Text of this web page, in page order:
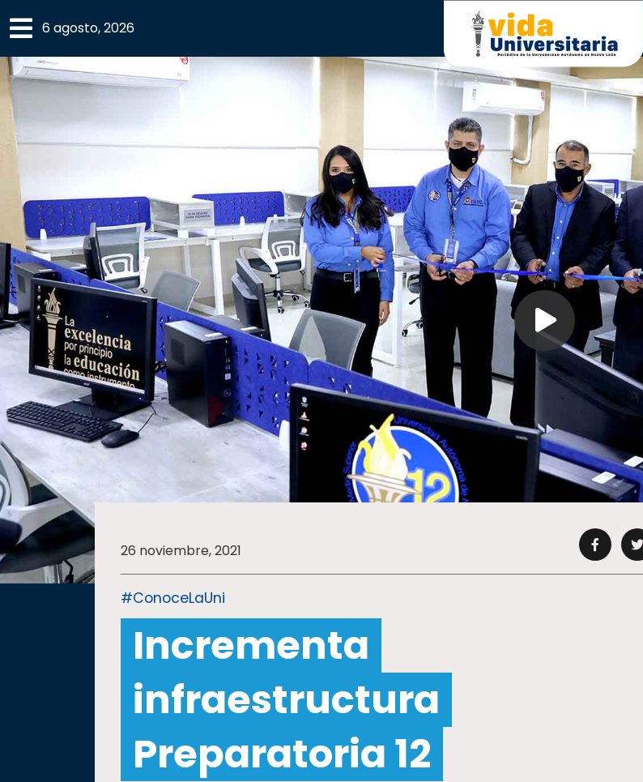
×
SECCIONES
COMUNIDADUANL
CULTURA
DEPORTES
I+D+I EXPERTOS
SALUD
SUSTENTABILIDAD
TEMAS
Oferta
educativa
Internacionalización
6 agosto, 2026
26 noviembre, 2021
#ConoceLaUni
Incrementa
infraestructura
Preparatoria 12